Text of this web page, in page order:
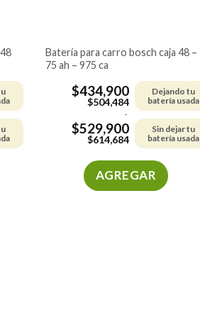
batería para carro bosch caja 48 –
75 ah – 975 ca
$434,900
$504,484
Dejando tu
batería usada
-
$529,900
$614,684
Sin dejar tu
batería usada
AGREGAR